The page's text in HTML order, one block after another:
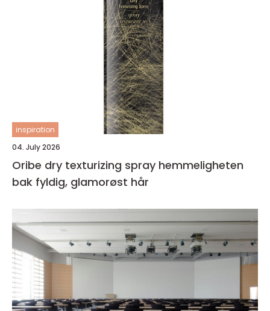
inspiration
04. July 2026
Oribe dry texturizing spray hemmeligheten
bak fyldig, glamorøst hår